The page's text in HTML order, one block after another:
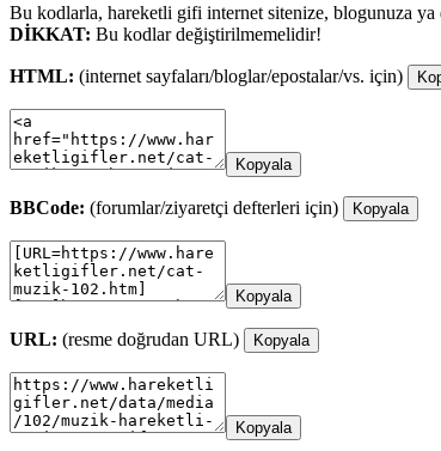
Bu kodlarla, hareketli gifi internet sitenize, blogunuza
DİKKAT: Bu kodlar değiştirilmemelidir!
HTML: (internet sayfaları/bloglar/epostalar/vs. için)
Kopyala
BBCode: (forumlar/ziyaretçi defterleri için) Kopyala
Kopyala
URL: (resme doğrudan URL) Kopyala
Kopyala